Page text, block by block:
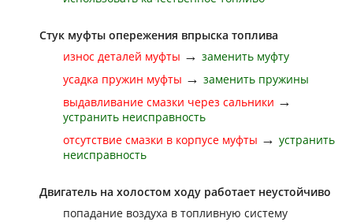
Стук муфты опережения впрыска топлива
износ деталей муфты → заменить муфту
усадка пружин муфты → заменить пружины
выдавливание смазки через сальники →
устранить неисправность
отсутствие смазки в корпусе муфты → устранить
неисправность
Двигатель на холостом ходу работает неустойчиво
попадание воздуха в топливную систему